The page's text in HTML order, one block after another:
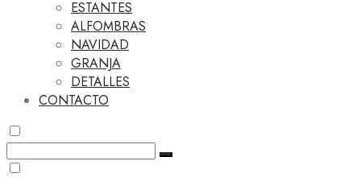
ESTANTES
ALFOMBRAS
NAVIDAD
GRANJA
DETALLES
CONTACTO